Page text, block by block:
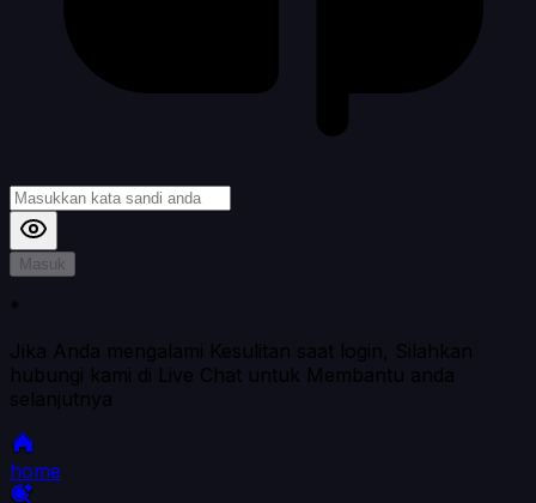
Masuk
*
Jika Anda mengalami Kesulitan saat login, Silahkan
hubungi kami di Live Chat untuk Membantu anda
selanjutnya
home